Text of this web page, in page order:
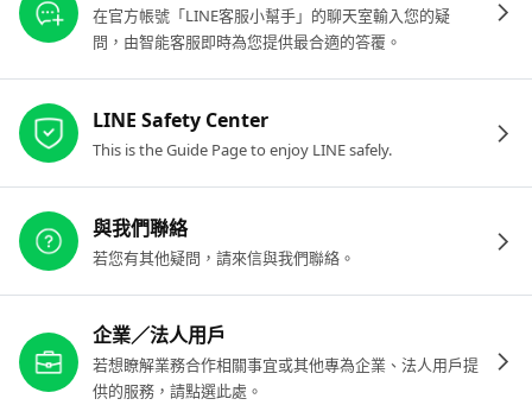
在官方帳號「LINE客服小幫手」的聊天室輸入您的疑
問，由智能客服即時為您提供最合適的答覆。
LINE Safety Center
This is the Guide Page to enjoy LINE safely.
與我們聯絡
若您有其他疑問，請來信與我們聯絡。
企業／法人用戶
若想瞭解業務合作相關事宜或其他專為企業、法人用戶提
供的服務，請點選此處。